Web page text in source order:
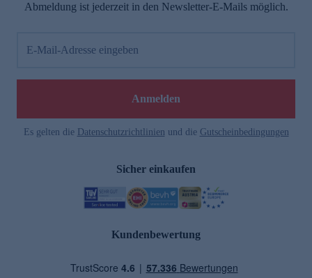
Abmeldung ist jederzeit in den Newsletter-E-Mails möglich.
E-Mail-Adresse eingeben
Anmelden
Es gelten die Datenschutzrichtlinien und die Gutscheinbedingungen
Sicher einkaufen
Kundenbewertung